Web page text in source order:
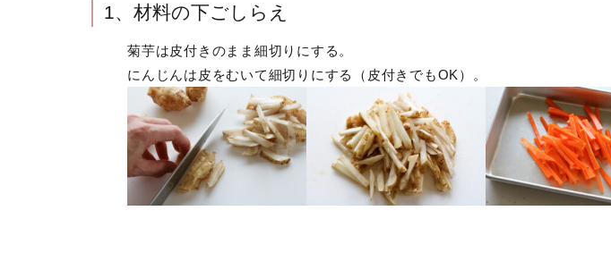
1、材料の下ごしらえ
菊芋は皮付きのまま細切りにする。
にんじんは皮をむいて細切りにする（皮付きでもOK）。